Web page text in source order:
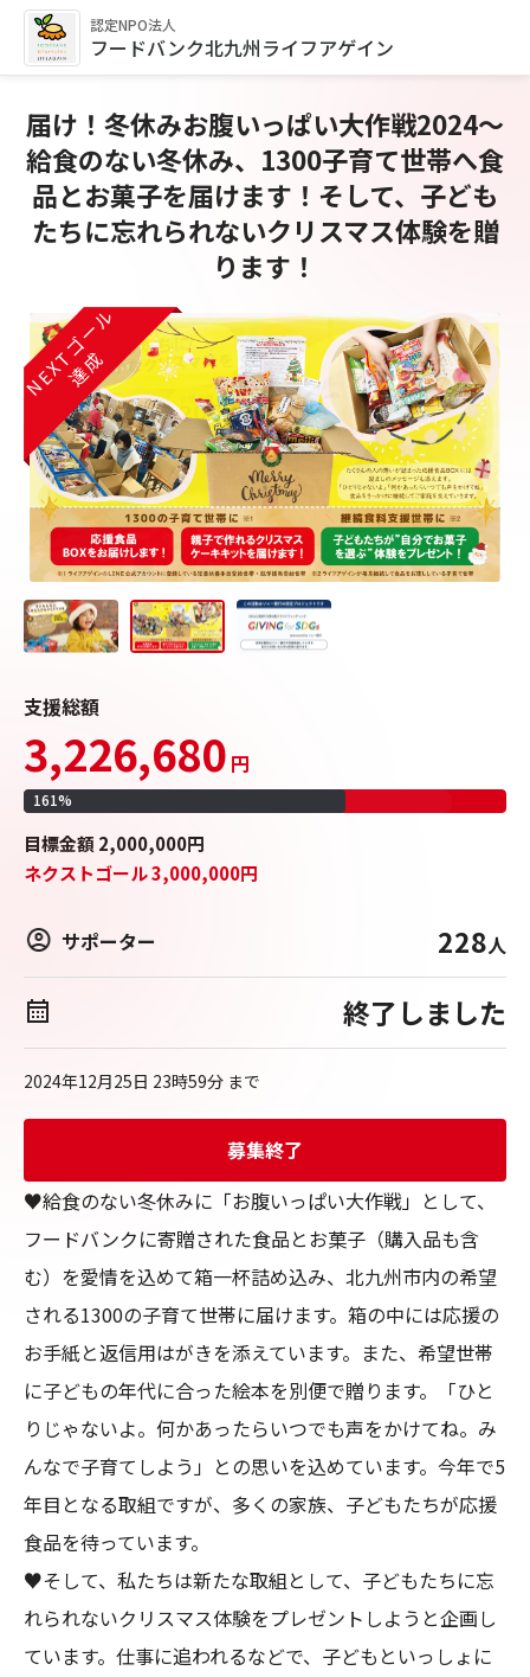
認定NPO法人
フードバンク北九州ライフアゲイン
届け！冬休みお腹いっぱい大作戦2024～
給食のない冬休み、1300子育て世帯へ食
品とお菓子を届けます！そして、子ども
たちに忘れられないクリスマス体験を贈
ります！
NEXTゴール
達成
NEXTゴール
達成
NEXTゴール
達成
支援総額
3,226,680 円
161%
目標金額 2,000,000円
ネクストゴール3,000,000円
サポーター 228人
終了しました
2024年12月25日 23時59分 まで
募集終了
♥給食のない冬休みに「お腹いっぱい大作戦」として、
フードバンクに寄贈された食品とお菓子（購入品も含
む）を愛情を込めて箱一杯詰め込み、北九州市内の希望
される1300の子育て世帯に届けます。箱の中には応援の
お手紙と返信用はがきを添えています。また、希望世帯
に子どもの年代に合った絵本を別便で贈ります。「ひと
りじゃないよ。何かあったらいつでも声をかけてね。み
んなで子育てしよう」との思いを込めています。今年で5
年目となる取組ですが、多くの家族、子どもたちが応援
食品を待っています。
♥そして、私たちは新たな取組として、子どもたちに忘
れられないクリスマス体験をプレゼントしようと企画し
ています。仕事に追われるなどで、子どもといっしょに